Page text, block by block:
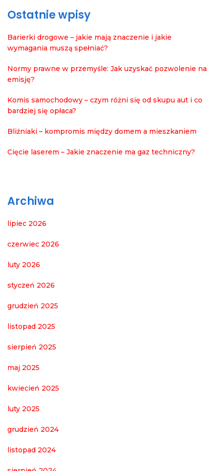
Ostatnie wpisy
Barierki drogowe – jakie mają znaczenie i jakie
wymagania muszą spełniać?
Normy prawne w przemyśle: Jak uzyskać pozwolenie na
emisję?
Komis samochodowy – czym różni się od skupu aut i co
bardziej się opłaca?
Bliźniaki – kompromis między domem a mieszkaniem
Cięcie laserem – Jakie znaczenie ma gaz techniczny?
Archiwa
lipiec 2026
czerwiec 2026
luty 2026
styczeń 2026
grudzień 2025
listopad 2025
sierpień 2025
maj 2025
kwiecień 2025
luty 2025
grudzień 2024
listopad 2024